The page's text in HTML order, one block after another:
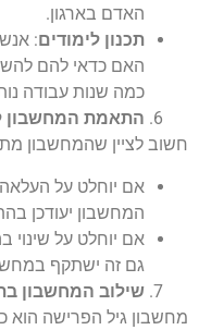
האדם בארגון.
תכנון לימודים:
האם כדאי להם
כמה שנות עבודה
התאמת המחשבון
חשוב לציין שהמחשבון
אם יוחלט על
המחשבון יעודכן
אם יוחלט על שינוי
גם זה ישתקף
שילוב המחשבון
מחשבון גיל הפרישה